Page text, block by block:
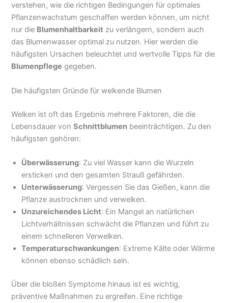
verstehen, wie die richtigen Bedingungen für optimales
Pflanzenwachstum geschaffen werden können, um nicht
nur die Blumenhaltbarkeit zu verlängern, sondern auch
das Blumenwasser optimal zu nutzen. Hier werden die
häufigsten Ursachen beleuchtet und wertvolle Tipps für die
Blumenpflege gegeben.
Die häufigsten Gründe für welkende Blumen
Welken ist oft das Ergebnis mehrere Faktoren, die die
Lebensdauer vonSchnittblumen beeinträchtigen. Zu den
häufigsten gehören:
Überwässerung: Zu viel Wasser kann die Wurzeln
ersticken und den gesamten Strauß gefährden.
Unterwässerung: Vergessen Sie das Gießen, kann die
Pflanze austrocknen und verwelken.
Unzureichendes Licht: Ein Mangel an natürlichen
Lichtverhältnissen schwächt die Pflanzen und führt zu
einem schnelleren Verwelken.
Temperaturschwankungen: Extreme Kälte oder Wärme
können ebenso schädlich sein.
Über die bloßen Symptome hinaus ist es wichtig,
präventive Maßnahmen zu ergreifen. Eine richtige